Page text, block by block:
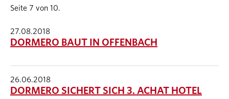
Seite 7 von 10.
27.08.2018
DORMERO BAUT IN OFFENBACH
26.06.2018
DORMERO SICHERT SICH 3. ACHAT HOTEL